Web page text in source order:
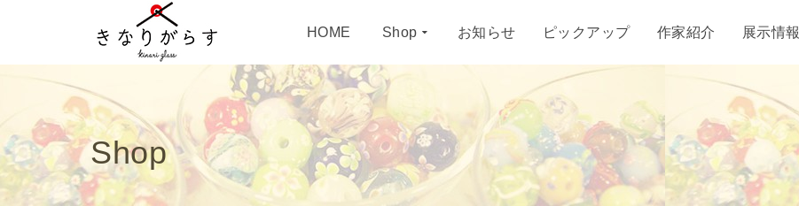
HOME Shop お知らせ ピックアップ 作家紹介 展示情報
Shop